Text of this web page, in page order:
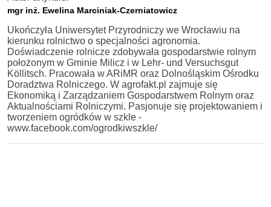
mgr inż. Ewelina Marciniak-Czerniatowicz
Ukończyła Uniwersytet Przyrodniczy we Wrocławiu na
kierunku rolnictwo o specjalności agronomia.
Doświadczenie rolnicze zdobywała gospodarstwie rolnym
położonym w Gminie Milicz i w Lehr- und Versuchsgut
Köllitsch. Pracowała w ARiMR oraz Dolnośląskim Ośrodku
Doradztwa Rolniczego. W agrofakt.pl zajmuje się
Ekonomiką i Zarządzaniem Gospodarstwem Rolnym oraz
Aktualnościami Rolniczymi. Pasjonuje się projektowaniem i
tworzeniem ogródków w szkle -
www.facebook.com/ogrodkiwszkle/